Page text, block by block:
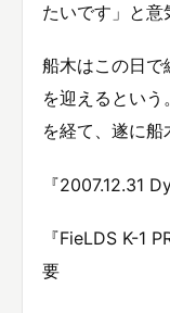
たいです」と意
船木はこの日で
を迎えるとい
を経て、遂に
『2007.12.31
『FieLDS K-1
要